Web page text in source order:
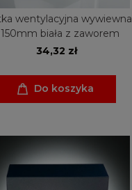
wentylacyjna wywiewna
biała z zaworem
34,32 zł
Do koszyka